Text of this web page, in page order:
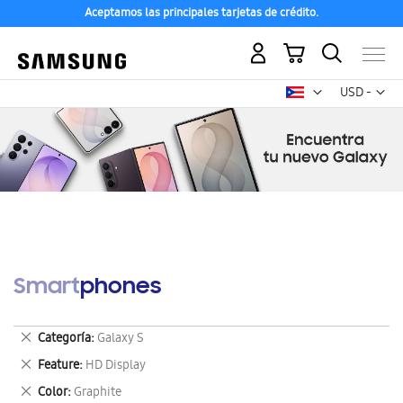
Aceptamos las principales tarjetas de crédito.
USD -
dólar
Mi carrito
Smartphones
Categoría Galaxy S
Eliminar
este
artículo
Feature HD Display
Eliminar
este
Color Graphite
Eliminar